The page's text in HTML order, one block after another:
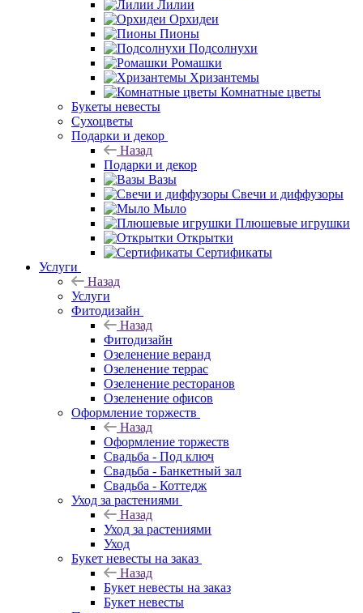
Лилии
Орхидеи
Пионы
Подсолнухи
Ромашки
Хризантемы
Комнатные цветы
Букеты невесты
Сухоцветы
Подарки и декор
Назад
Подарки и декор
Вазы
Свечи и диффузоры
Мыло
Плюшевые игрушки
Открытки
Сертификаты
Услуги
Назад
Услуги
Фитодизайн
Назад
Фитодизайн
Озеленение веранд
Озеленение террас
Озеленение ресторанов
Озеленение офисов
Оформление торжеств
Назад
Оформление торжеств
Свадьба - Под ключ
Свадьба - Банкетный зал
Свадьба - Коттедж
Уход за растениями
Назад
Уход за растениями
Уход
Букет невесты на заказ
Назад
Букет невесты на заказ
Букет невесты